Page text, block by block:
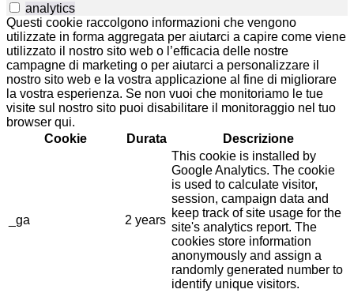
analytics
Questi cookie raccolgono informazioni che vengono
utilizzate in forma aggregata per aiutarci a capire come viene
utilizzato il nostro sito web o l’efficacia delle nostre
campagne di marketing o per aiutarci a personalizzare il
nostro sito web e la vostra applicazione al fine di migliorare
la vostra esperienza. Se non vuoi che monitoriamo le tue
visite sul nostro sito puoi disabilitare il monitoraggio nel tuo
browser qui.
Cookie
Durata Descrizione
_ga 2 years
This cookie is installed by
Google Analytics. The cookie
is used to calculate visitor,
session, campaign data and
keep track of site usage for the
site's analytics report. The
cookies store information
anonymously and assign a
randomly generated number to
identify unique visitors.